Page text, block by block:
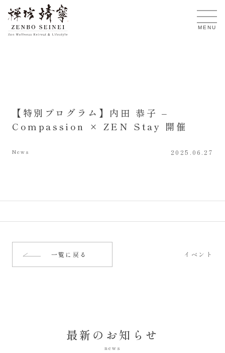
JA
MENU
【特別プログラム】内田 恭子 –
Compassion × ZEN Stay 開催
News 2025.06.27
一覧に戻る イベント
最新のお知らせ
news